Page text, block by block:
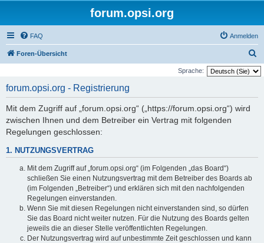
forum.opsi.org
FAQ Anmelden
Foren-Übersicht
u
Sprache:
forum.opsi.org - Registrierung
Mit dem Zugriff auf „forum.opsi.org“ („https://forum.opsi.org“) wird
zwischen Ihnen und dem Betreiber ein Vertrag mit folgenden
Regelungen geschlossen:
1. NUTZUNGSVERTRAG
Mit dem Zugriff auf „forum.opsi.org“ (im Folgenden „das Board“)
schließen Sie einen Nutzungsvertrag mit dem Betreiber des Boards ab
(im Folgenden „Betreiber“) und erklären sich mit den nachfolgenden
Regelungen einverstanden.
Wenn Sie mit diesen Regelungen nicht einverstanden sind, so dürfen
Sie das Board nicht weiter nutzen. Für die Nutzung des Boards gelten
jeweils die an dieser Stelle veröffentlichten Regelungen.
Der Nutzungsvertrag wird auf unbestimmte Zeit geschlossen und kann